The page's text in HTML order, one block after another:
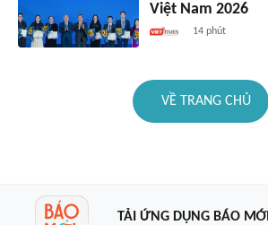
Việt Nam 2026
14 phút
VỀ TRANG CHỦ
TẢI ỨNG DỤNG BÁO MỚI